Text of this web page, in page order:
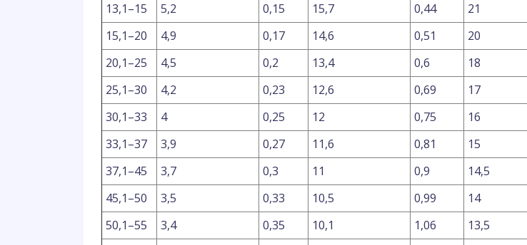
13,1–15
5,2 0,15 15,7 0,44 21
15,1–20
4,9 0,17 14,6 0,51 20
20,1–25
4,5 0,2 13,4 0,6 18
25,1–30
4,2 0,23 12,6 0,69 17
30,1–33
4 0,25 12 0,75 16
33,1–37
3,9 0,27 11,6 0,81 15
37,1–45
3,7 0,3 11 0,9 14,5
45,1–50
3,5 0,33 10,5 0,99 14
50,1–55
3,4 0,35 10,1 1,06 13,5